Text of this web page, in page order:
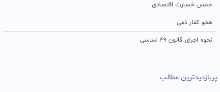
خمس خسارت اقتصادی
هجو کفار ذمی
نحوه اجرای قانون ۴۹ اساسی
پربازدیدترین مطالب